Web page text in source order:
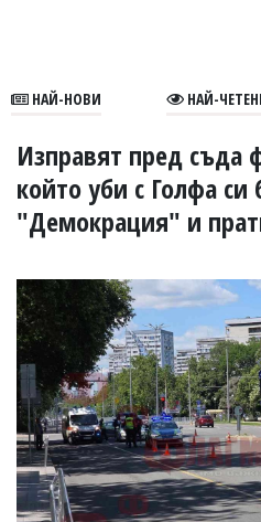
В
УКРАЙНА
СПОРТ
РАЗСЛЕДВАНЕ
БИЗНЕС
ЮГ
Управители:
Веселин
Василев,
email:
v.vasilev@flagman.bg
Катя
Касабова,
еmail:k.kassabova@flagman.bg
НАЙ-НОВИ НАЙ-
Изправят пред съда
който уби с Голфа си
"Демокрация" и